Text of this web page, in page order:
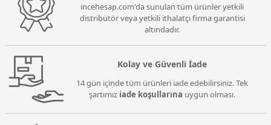
incehesap.com'da sunulan tüm ürünler yetkili
distribütör veya yetkili ithalatçı firma garantisi
altındadır.
Kolay ve Güvenli İade
14 gün içinde tüm ürünleri iade edebilirsiniz. Tek
şartımız iade koşullarına uygun olması.